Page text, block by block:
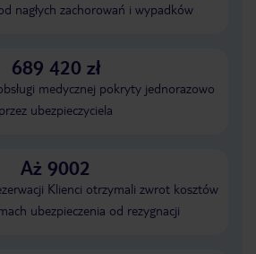
nagłych zachorowań i wypadków
689 420 zł
medycznej pokryty jednorazowo
przez ubezpieczyciela
Aż 9002
Klienci otrzymali zwrot kosztów
ubezpieczenia od rezygnacji